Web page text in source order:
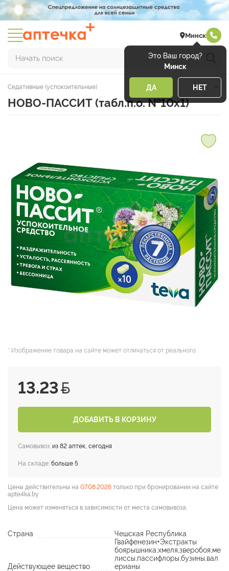
Минск
Это Ваш город?
Минск
ДА НЕТ
Начать поиск
Седативные (успокоительные)
НОВО-ПАССИТ (табл.п.о. №10х1)
* Изображение товара на сайте может отличаться от реального.
13.23
ДОБАВИТЬ В КОРЗИНУ
Самовывоз: из 82 аптек, сегодня
На складе: больше 5
Цены действительны на 07.08.2026 только при бронировании на сайте
apte4ka.by
Цена может изменяться в зависимости от места самовывоза.
Страна Чешская Республика
Действующее вещество
Гвайфенезин+Экстракты
боярышника,хмеля,зверобоя,ме
лиссы,пассифлоры,бузины,вал
ерианы